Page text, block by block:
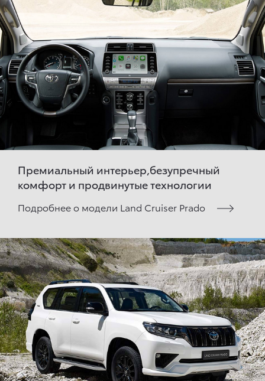
Премиальный интерьер,безупречный
комфорт и продвинутые технологии
Подробнее о модели Land Cruiser Prado